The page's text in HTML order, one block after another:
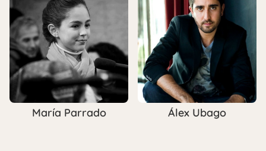
María Parrado Álex Ubago